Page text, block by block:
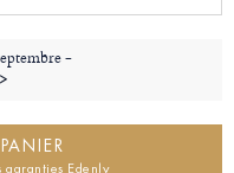
-
garanties Edenly